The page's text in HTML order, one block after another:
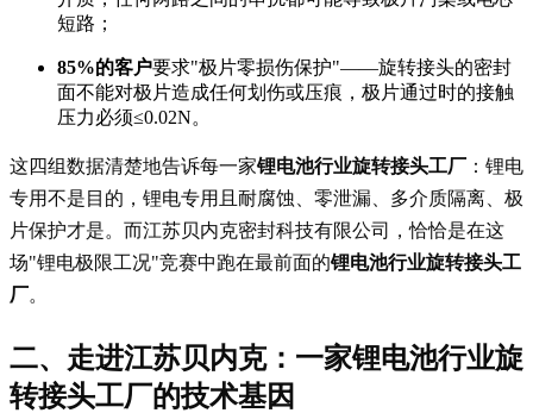
短路；
85%的客户要求"极片零损伤保护"——旋转接头的密封
面不能对极片造成任何划伤或压痕，极片通过时的接触
压力必须≤0.02N。
这四组数据清楚地告诉每一家锂电池行业旋转接头工厂 ：锂电
专用不是目的，锂电专用且耐腐蚀、零泄漏、多介质隔离、极
片保护才是。而江苏贝内克密封科技有限公司，恰恰是在这
场"锂电极限工况"竞赛中跑在最前面的锂电池行业旋转接头工
厂。
二、走进江苏贝内克：一家锂电池行业旋
转接头工厂的技术基因